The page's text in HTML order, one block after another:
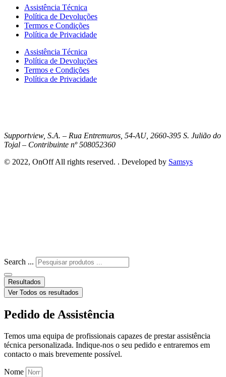
Assistência Técnica
Política de Devoluções
Termos e Condições
Política de Privacidade
Assistência Técnica
Política de Devoluções
Termos e Condições
Política de Privacidade
Supportview, S.A. – Rua Entremuros, 54-AU, 2660-395 S. Julião do
Tojal – Contribuinte nº 508052360
© 2022, OnOff All rights reserved. . Developed by Samsys
Search ...
Resultados
Ver Todos os resultados
Pedido de Assistência
Temos uma equipa de profissionais capazes de prestar assistência
técnica personalizada. Indique-nos o seu pedido e entraremos em
contacto o mais brevemente possível.
Nome